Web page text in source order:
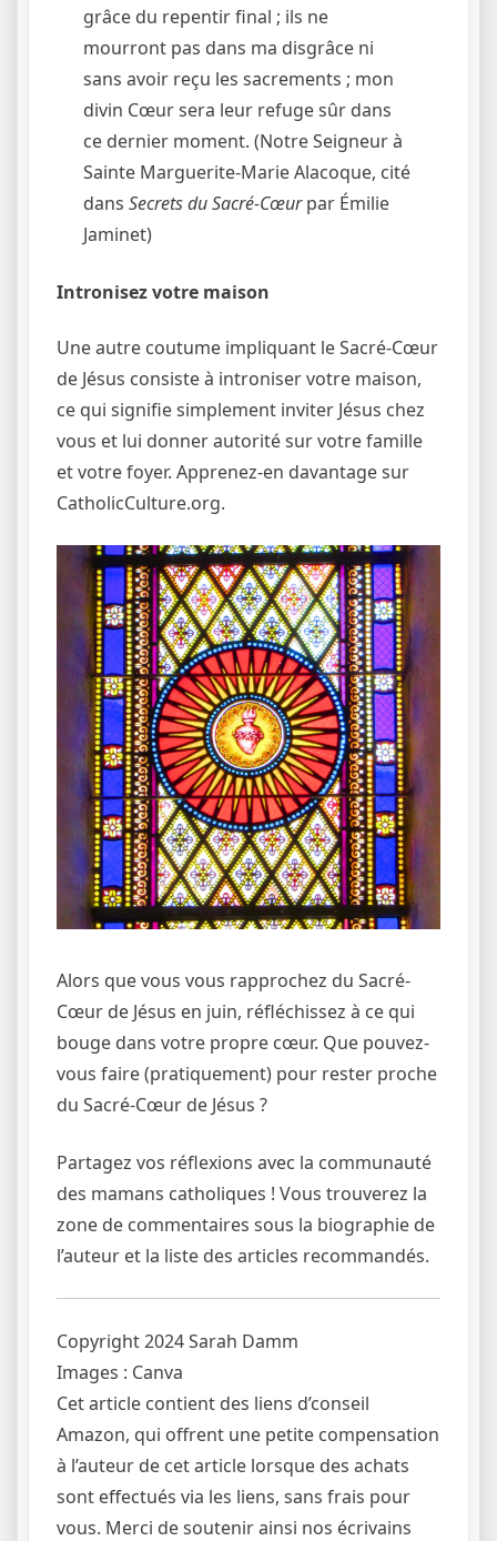
grâce du repentir final ; ils ne
mourront pas dans ma disgrâce ni
sans avoir reçu les sacrements ; mon
divin Cœur sera leur refuge sûr dans
ce dernier moment. (Notre Seigneur à
Sainte Marguerite-Marie Alacoque, cité
dans Secrets du Sacré-Cœurpar Émilie
Jaminet)
Intronisez votre maison
Une autre coutume impliquant le Sacré-Cœur
de Jésus consiste à introniser votre maison,
ce qui signifie simplement inviter Jésus chez
vous et lui donner autorité sur votre famille
et votre foyer. Apprenez-en davantage sur
CatholicCulture.org.
Alors que vous vous rapprochez du Sacré-
Cœur de Jésus en juin, réfléchissez à ce qui
bouge dans votre propre cœur. Que pouvez-
vous faire (pratiquement) pour rester proche
du Sacré-Cœur de Jésus ?
Partagez vos réflexions avec la communauté
des mamans catholiques ! Vous trouverez la
zone de commentaires sous la biographie de
l’auteur et la liste des articles recommandés.
Copyright 2024 Sarah Damm
Images : Canva
Cet article contient des liens d’conseil
Amazon, qui offrent une petite compensation
à l’auteur de cet article lorsque des achats
sont effectués via les liens, sans frais pour
vous. Merci de soutenir ainsi nos écrivains